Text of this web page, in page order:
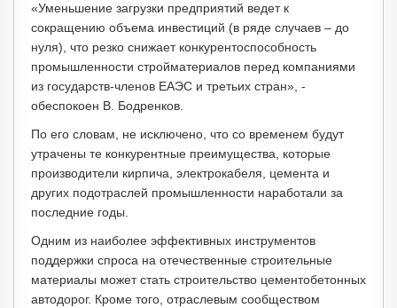
«Уменьшение загрузки предприятий ведет к
сокращению объема инвестиций (в ряде случаев – до
нуля), что резко снижает конкурентоспособность
промышленности стройматериалов перед компаниями
из государств-членов ЕАЭС и третьих стран», -
обеспокоен В. Бодренков.
По его словам, не исключено, что со временем будут
утрачены те конкурентные преимущества, которые
производители кирпича, электрокабеля, цемента и
других подотраслей промышленности наработали за
последние годы.
Одним из наиболее эффективных инструментов
поддержки спроса на отечественные строительные
материалы может стать строительство цементобетонных
автодорог. Кроме того, отраслевым сообществом